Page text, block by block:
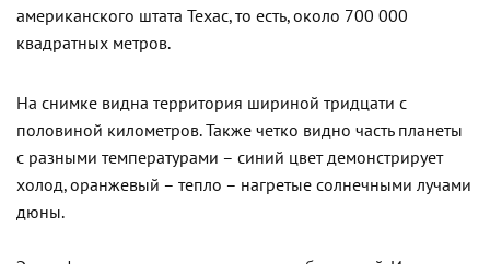
американского штата Техас, то есть, около 700 000
квадратных метров.
На снимке видна территория шириной тридцати с
половиной километров. Также четко видно часть планеты
с разными температурами – синий цвет демонстрирует
холод, оранжевый – тепло – нагретые солнечными лучами
дюны.